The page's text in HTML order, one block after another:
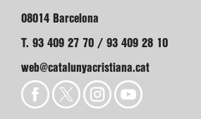
08014 Barcelona
T. 93 409 27 70 / 93 409 28 10
web@catalunyacristiana.cat